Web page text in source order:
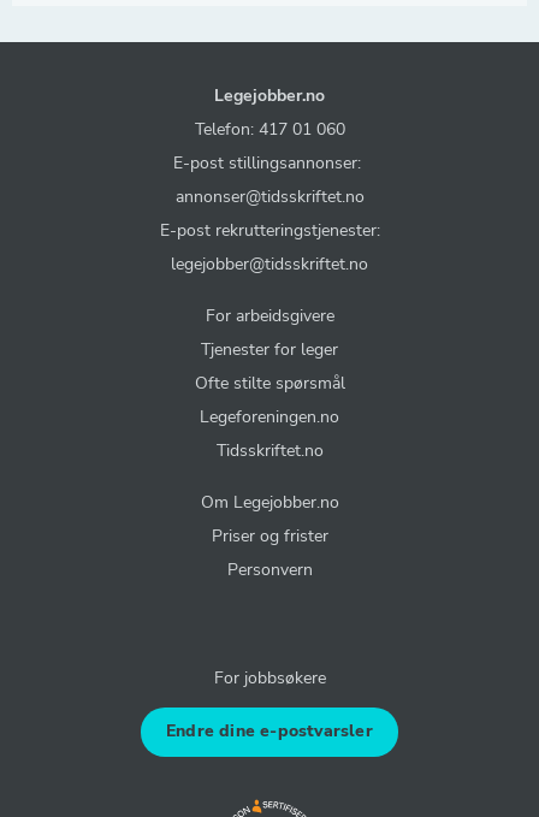
Legejobber.no
Telefon: 417 01 060
E-post stillingsannonser:
annonser@tidsskriftet.no
E-post rekrutteringstjenester:
legejobber@tidsskriftet.no
For arbeidsgivere
Tjenester for leger
Ofte stilte spørsmål
Legeforeningen.no
Tidsskriftet.no
Om Legejobber.no
Priser og frister
Personvern
For jobbsøkere
Endre dine e-postvarsler